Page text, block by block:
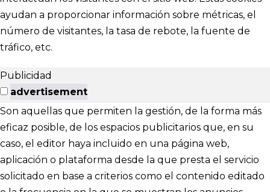
ayudan a proporcionar información sobre métricas, el
número de visitantes, la tasa de rebote, la fuente de
tráfico, etc.
Publicidad
advertisement
Son aquellas que permiten la gestión, de la forma más
eficaz posible, de los espacios publicitarios que, en su
caso, el editor haya incluido en una página web,
aplicación o plataforma desde la que presta el servicio
solicitado en base a criterios como el contenido editado